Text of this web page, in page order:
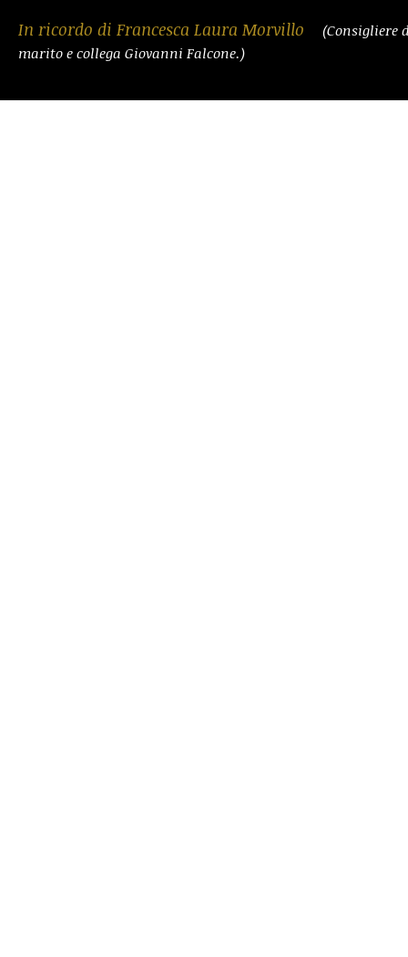
In ricordo di Francesca Laura Morvillo
(Consigliere
marito e collega Giovanni Falcone.)